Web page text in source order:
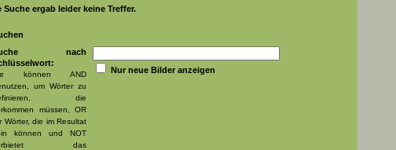
Suche ergab leider keine Treffer.
nach
können AND
um Wörter zu
die
müssen, OR
Wörter, die im Resultat
können und NOT
das
Nur neue Bilder anzeigen